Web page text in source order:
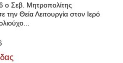
ο Σεβ. Μητροπολίτης
την Θεία Λειτουργία στον Ιερό